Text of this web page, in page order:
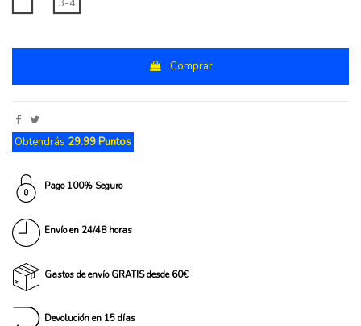
3-4
Comprar
Obtendrás 29.99 Puntos
Pago 100% Seguro
Envío en 24/48 horas
Gastos de envío GRATIS desde 60€
Devolución en 15 días